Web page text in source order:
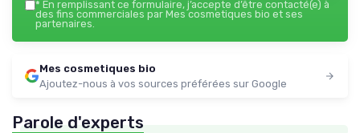
* En remplissant ce formulaire, j’accepte d’être contacté(e) à
des fins commerciales par Mes cosmetiques bio et ses
partenaires.
Mes cosmetiques bio
Ajoutez-nous à vos sources préférées sur Google
Parole d'experts